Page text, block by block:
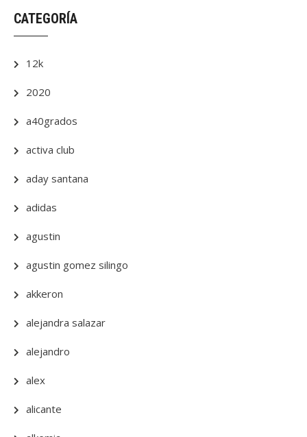
CATEGORÍA
12k
2020
a40grados
activa club
aday santana
adidas
agustin
agustin gomez silingo
akkeron
alejandra salazar
alejandro
alex
alicante